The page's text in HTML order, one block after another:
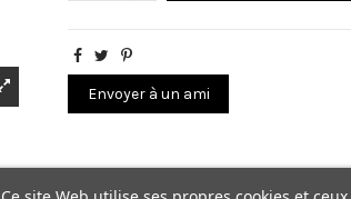
Envoyer à un ami